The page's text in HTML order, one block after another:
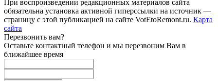
При воспроизведении редакционных материалов сайта
обязательна установка активной гиперссылки на источник —
страницу с этой публикацией на сайте VotEtoRemont.ru. Карта
сайта
Перезвонить вам?
Оставьте контактный телефон и мы перезвоним Вам в
ближайшее время